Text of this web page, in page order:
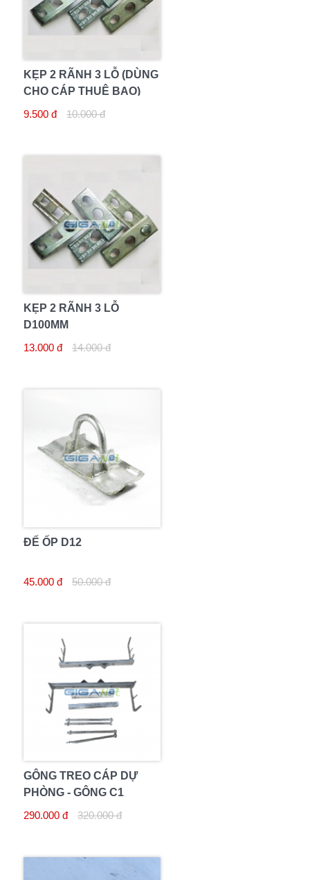
KẸP 2 RÃNH 3 LỖ (DÙNG
CHO CÁP THUÊ BAO)
9.500 đ
10.000 đ
KẸP 2 RÃNH 3 LỖ
D100MM
13.000 đ
14.000 đ
ĐẾ ỐP D12
45.000 đ 50.000 đ
GÔNG TREO CÁP DỰ
PHÒNG - GÔNG C1
290.000 đ
320.000 đ